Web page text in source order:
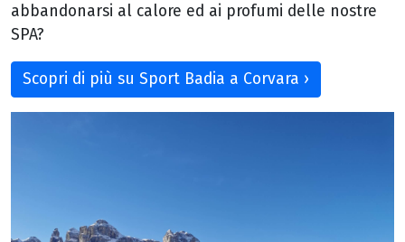
abbandonarsi al calore ed ai profumi delle nostre
SPA?
Scopri di più su Sport Badia a Corvara ›